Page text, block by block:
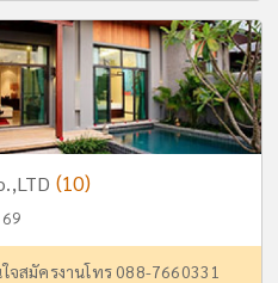
(10)
สมัครงานโทร 088-7660331